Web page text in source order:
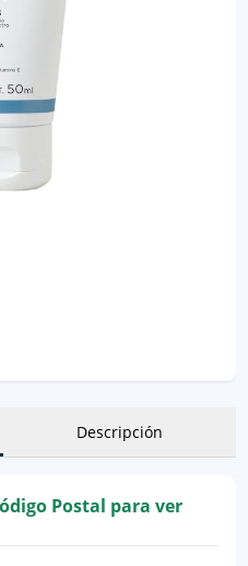
Descripción
Postal para ver